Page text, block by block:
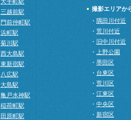
大手町駅
三越前駅
門前仲町駅
浜町駅
菊川駅
西大島駅
東新宿駅
八広駅
大島駅
亀戸水神駅
稲荷町駅
田原町駅
撮影エリアか
・ 隅田川付近
・ 荒川付近
・
旧中川付近
・ 上野公園
・ 墨田区
・ 台東区
・ 荒川区
・ 江東区
・ 中央区
・ 新宿区